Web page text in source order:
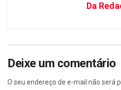
Da
Deixe um comentário
O seu endereço de e-mail não será